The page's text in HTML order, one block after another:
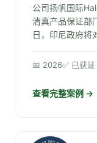
公司扬帆国际
清真产品保证部
日，印尼政府将
📅 2026✅ 已获证
查看完整案例 →